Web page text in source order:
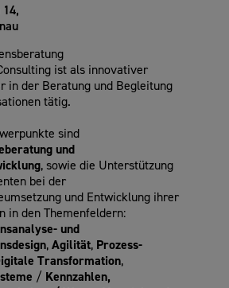
ist als innovativer
in der Beratung und Begleitung
tätig.
sind
und
, sowie die Unterstützung
bei der
und Entwicklung ihrer
in den Themenfeldern:
und
,Agilität, Prozess-
Transformation,
/ Kennzahlen,